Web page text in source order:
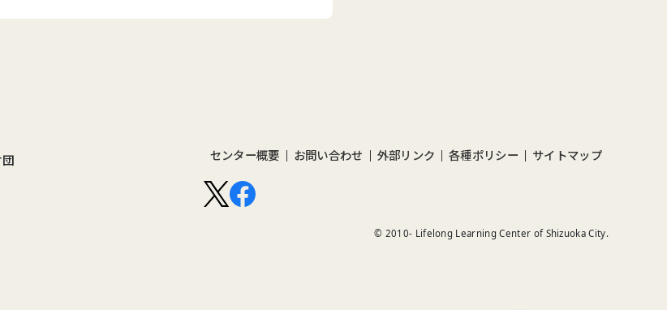
センター概要 お問い合わせ 外部リンク 各種ポリシー サイトマップ
© 2010- Lifelong Learning Center of Shizuoka City.